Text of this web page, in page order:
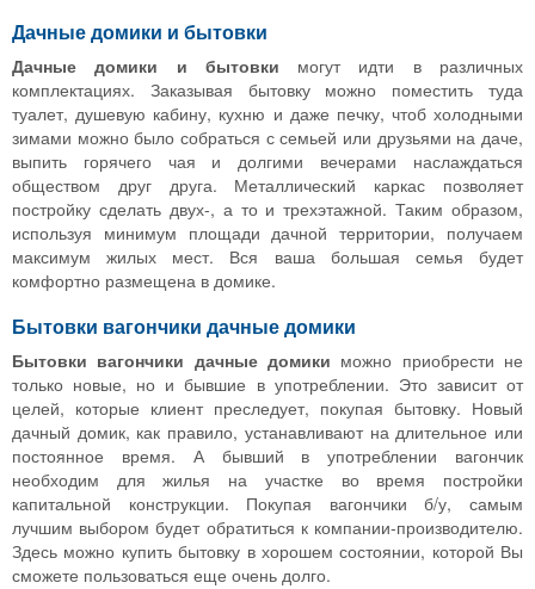
Дачные домики и бытовки
Дачные домики и бытовки могут идти в различных
комплектациях. Заказывая бытовку можно поместить туда
туалет, душевую кабину, кухню и даже печку, чтоб холодными
зимами можно было собраться с семьей или друзьями на даче,
выпить горячего чая и долгими вечерами наслаждаться
обществом друг друга. Металлический каркас позволяет
постройку сделать двух-, а то и трехэтажной. Таким образом,
используя минимум площади дачной территории, получаем
максимум жилых мест. Вся ваша большая семья будет
комфортно размещена в домике.
Бытовки вагончики дачные домики
Бытовки вагончики дачные домики можно приобрести не
только новые, но и бывшие в употреблении. Это зависит от
целей, которые клиент преследует, покупая бытовку. Новый
дачный домик, как правило, устанавливают на длительное или
постоянное время. А бывший в употреблении вагончик
необходим для жилья на участке во время постройки
капитальной конструкции. Покупая вагончики б/у, самым
лучшим выбором будет обратиться к компании-производителю.
Здесь можно купить бытовку в хорошем состоянии, которой Вы
сможете пользоваться еще очень долго.